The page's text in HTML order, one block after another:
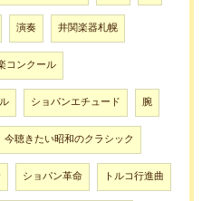
演奏 井関楽器札幌
コンクール
ショパンエチュード 腕
今聴きたい昭和のクラシック
ショパン革命 トルコ行進曲